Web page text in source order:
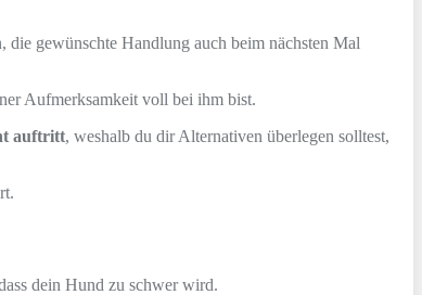
gewünschte Handlung auch beim nächsten Mal
Aufmerksamkeit voll bei ihm bist.
auftritt, weshalb du dir Alternativen überlegen solltest,
dein Hund zu schwer wird.